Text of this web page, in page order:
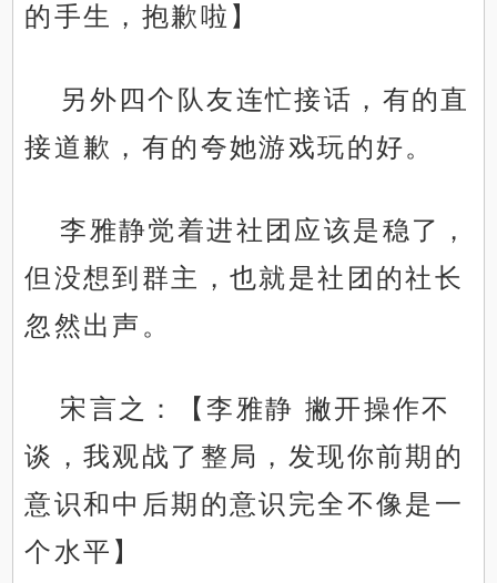
的手生，抱歉啦】
另外四个队友连忙接话，有的直
接道歉，有的夸她游戏玩的好。
李雅静觉着进社团应该是稳了，
但没想到群主，也就是社团的社长
忽然出声。
宋言之：【李雅静 撇开操作不
谈，我观战了整局，发现你前期的
意识和中后期的意识完全不像是一
个水平】